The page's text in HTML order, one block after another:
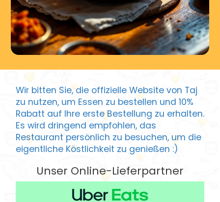
Wir bitten Sie, die offizielle Website von Taj
zu nutzen, um Essen zu bestellen und 10%
Rabatt auf Ihre erste Bestellung zu erhalten.
Es wird dringend empfohlen, das
Restaurant persönlich zu besuchen, um die
eigentliche Köstlichkeit zu genießen :)
Unser Online-Lieferpartner